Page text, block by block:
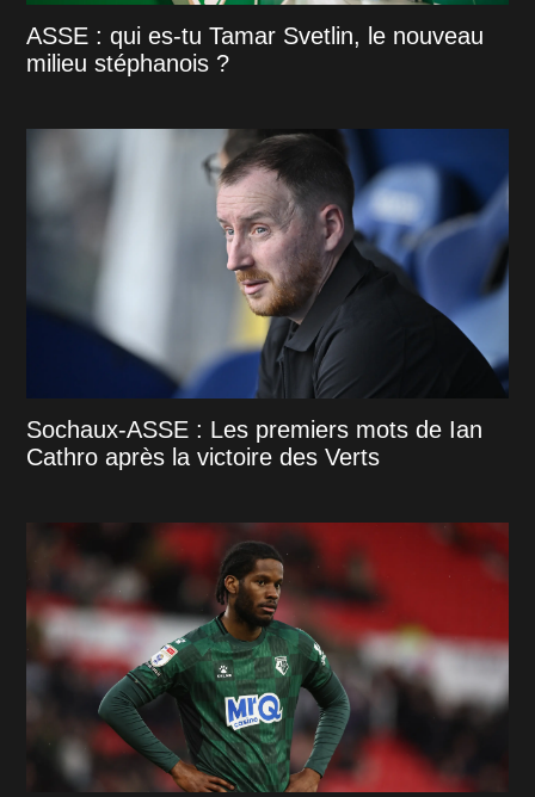
ASSE : qui es-tu Tamar Svetlin, le nouveau
milieu stéphanois ?
Sochaux-ASSE : Les premiers mots de Ian
Cathro après la victoire des Verts